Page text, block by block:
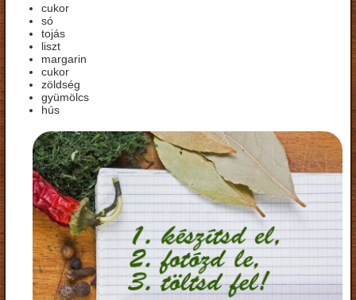
cukor
só
tojás
liszt
margarin
cukor
zöldség
gyümölcs
hús